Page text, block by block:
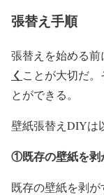
張替え手順
張替えを始める前
く ことが大切だ
とができる。
壁紙張替えDIYは
①既存の壁紙を剥
既存の壁紙を剥